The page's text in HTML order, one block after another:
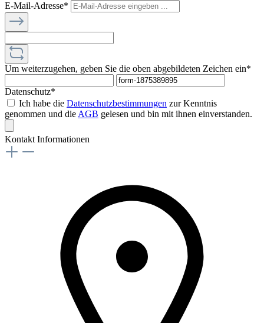
E-Mail-Adresse*
Um weiterzugehen, geben Sie die oben abgebildeten Zeichen ein*
Datenschutz*
Ich habe die Datenschutzbestimmungen zur Kenntnis
genommen und die AGB gelesen und bin mit ihnen einverstanden.
Kontakt Informationen